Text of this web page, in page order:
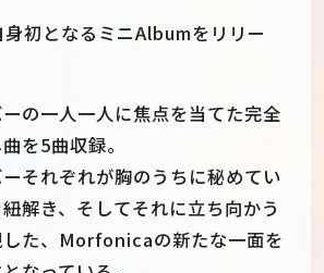
初となるミニAlbumをリリー
の一人一人に焦点を当てた完全
を5曲収録。
それぞれが胸のうちに秘めてい
解き、そしてそれに立ち向かう
した、Morfonicaの新たな一面を